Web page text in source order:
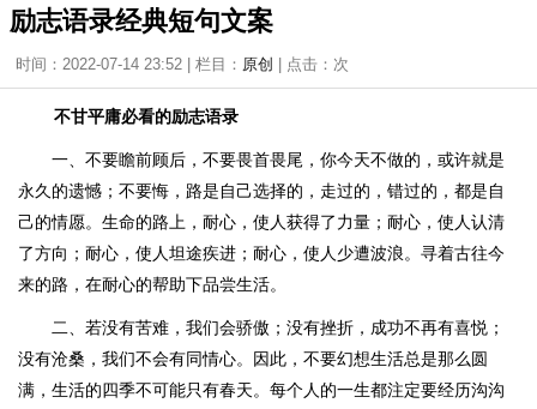
励志语录经典短句文案
时间：2022-07-14 23:52 | 栏目： 原创 | 点击： 次
不甘平庸必看的励志语录
一、不要瞻前顾后，不要畏首畏尾，你今天不做的，或许就是
永久的遗憾；不要悔，路是自己选择的，走过的，错过的，都是自
己的情愿。生命的路上，耐心，使人获得了力量；耐心，使人认清
了方向；耐心，使人坦途疾进；耐心，使人少遭波浪。寻着古往今
来的路，在耐心的帮助下品尝生活。
二、若没有苦难，我们会骄傲；没有挫折，成功不再有喜悦；
没有沧桑，我们不会有同情心。因此，不要幻想生活总是那么圆
满，生活的四季不可能只有春天。每个人的一生都注定要经历沟沟